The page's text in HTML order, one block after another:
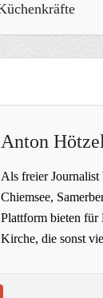
Anton
Als freier Journalist
Chiemsee,
Plattform bieten für
Kirche, die sonst